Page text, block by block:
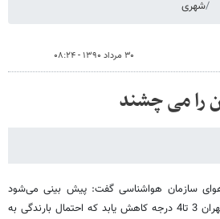
شهری
۳۰ مرداد ۱۳۹۰ - ۰۸:۲۴
را می چشند
سازمان هواشناسی گفت: پیش بینی می‌شود
طی روز های آینده دمای هوای تهران 3 تا4 درجه کاهش یابد که احتمال بارندگی به